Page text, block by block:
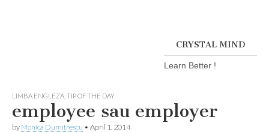
@ Crystal Mind
CRYSTAL MIND
Learn Better !
LIMBA ENGLEZA TIP OF THE DAY
employee sau employer
by Monica Dumitrescu • April 1, 2014